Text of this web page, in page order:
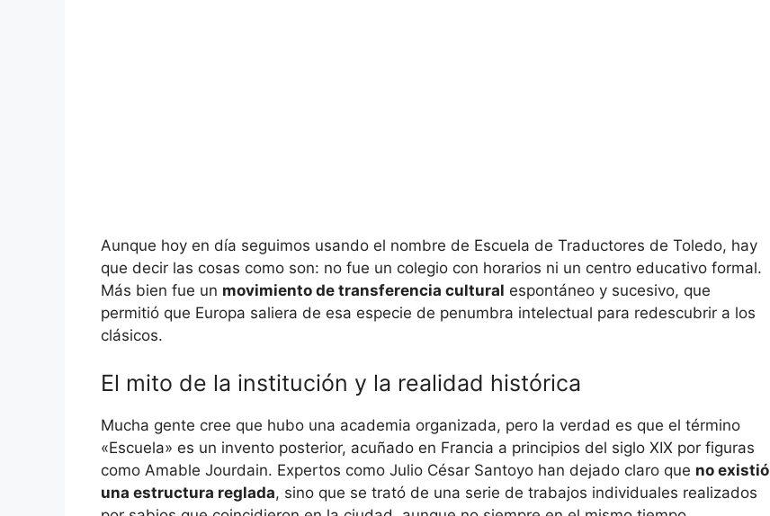
Aunque hoy en día seguimos usando el nombre de Escuela de Traductores de Toledo, hay
que decir las cosas como son: no fue un colegio con horarios ni un centro educativo formal.
Más bien fue un movimiento de transferencia cultural espontáneo y sucesivo, que
permitió que Europa saliera de esa especie de penumbra intelectual para redescubrir a los
clásicos.
El mito de la institución y la realidad histórica
Mucha gente cree que hubo una academia organizada, pero la verdad es que el término
«Escuela» es un invento posterior, acuñado en Francia a principios del siglo XIX por figuras
como Amable Jourdain. Expertos como Julio César Santoyo han dejado claro que no existió
una estructura reglada, sino que se trató de una serie de trabajos individuales realizados